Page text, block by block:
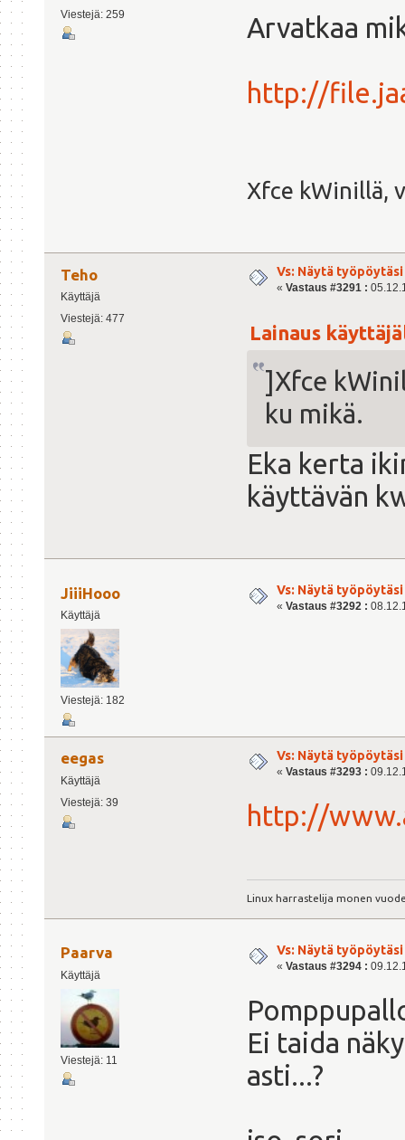
Viestejä: 259
Arvatkaa
http://
Xfce kWinillä,
Teho
Käyttäjä
Viestejä: 477
Vs: Näytä työpöytäsi
« Vastaus #3291 :
Lainaus
]Xfce
ku mikä.
Eka kerta
käyttävän
JiiiHooo
Käyttäjä
Viestejä: 182
Vs: Näytä työpöytäsi
« Vastaus #3292 :
eegas
Käyttäjä
Viestejä: 39
Vs: Näytä työpöytäsi
« Vastaus #3293 :
http://
Linux harrastelija monen
Paarva
Käyttäjä
Viestejä: 11
Vs: Näytä työpöytäsi
« Vastaus #3294 :
Ei taida
asti...?